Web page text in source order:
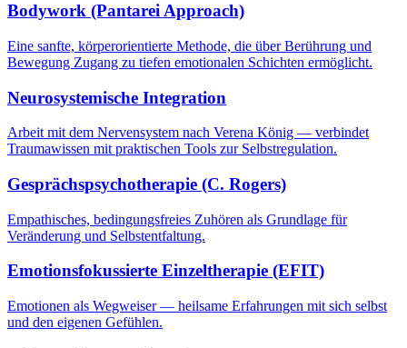
Bodywork (Pantarei Approach)
Eine sanfte, körperorientierte Methode, die über Berührung und
Bewegung Zugang zu tiefen emotionalen Schichten ermöglicht.
Neurosystemische Integration
Arbeit mit dem Nervensystem nach Verena König — verbindet
Traumawissen mit praktischen Tools zur Selbstregulation.
Gesprächspsychotherapie (C. Rogers)
Empathisches, bedingungsfreies Zuhören als Grundlage für
Veränderung und Selbstentfaltung.
Emotionsfokussierte Einzeltherapie (EFIT)
Emotionen als Wegweiser — heilsame Erfahrungen mit sich selbst
und den eigenen Gefühlen.